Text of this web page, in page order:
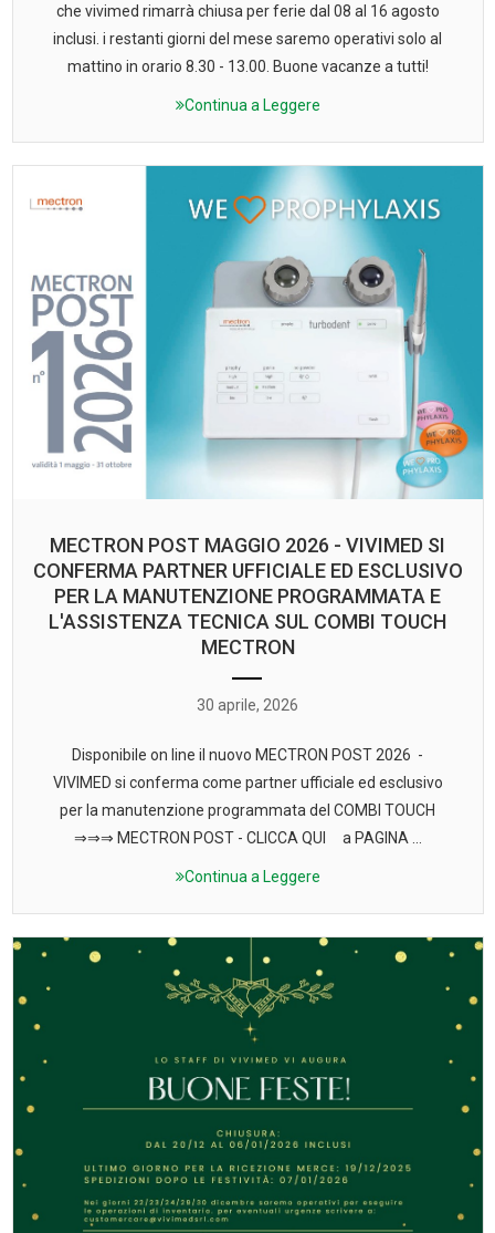
che vivimed rimarrà chiusa per ferie dal 08 al 16 agosto
inclusi. i restanti giorni del mese saremo operativi solo al
mattino in orario 8.30 - 13.00. Buone vacanze a tutti!
Continua a Leggere
MECTRON POST MAGGIO 2026 - VIVIMED SI
CONFERMA PARTNER UFFICIALE ED ESCLUSIVO
PER LA MANUTENZIONE PROGRAMMATA E
L'ASSISTENZA TECNICA SUL COMBI TOUCH
MECTRON
30 aprile, 2026
Disponibile on line il nuovo MECTRON POST 2026 -
VIVIMED si conferma come partner ufficiale ed esclusivo
per la manutenzione programmata del COMBI TOUCH
⇒⇒⇒ MECTRON POST - CLICCA QUI a PAGINA ...
Continua a Leggere